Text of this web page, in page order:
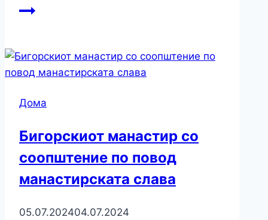
Дома
Бигорскиот манастир со
соопштение по повод
манастирската слава
05.07.202404.07.2024